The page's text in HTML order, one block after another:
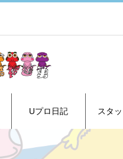
Uプロ日記 スタ